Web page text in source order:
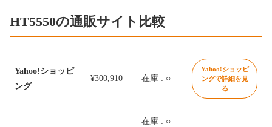
HT5550の通販サイト比較
Yahoo!ショッピ
ング
¥300,910 在庫 : ○
Yahoo!ショッピ
ングで詳細を見
る
在庫 : ○